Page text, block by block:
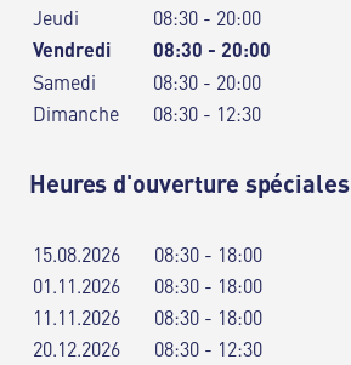
Jeudi
08:30 - 20:00
Vendredi 08:30 - 20:00
Samedi
08:30 - 20:00
Dimanche
08:30 - 12:30
Heures d'ouverture spéciales
15.08.2026
08:30 - 18:00
01.11.2026
08:30 - 18:00
11.11.2026
08:30 - 18:00
20.12.2026
08:30 - 12:30